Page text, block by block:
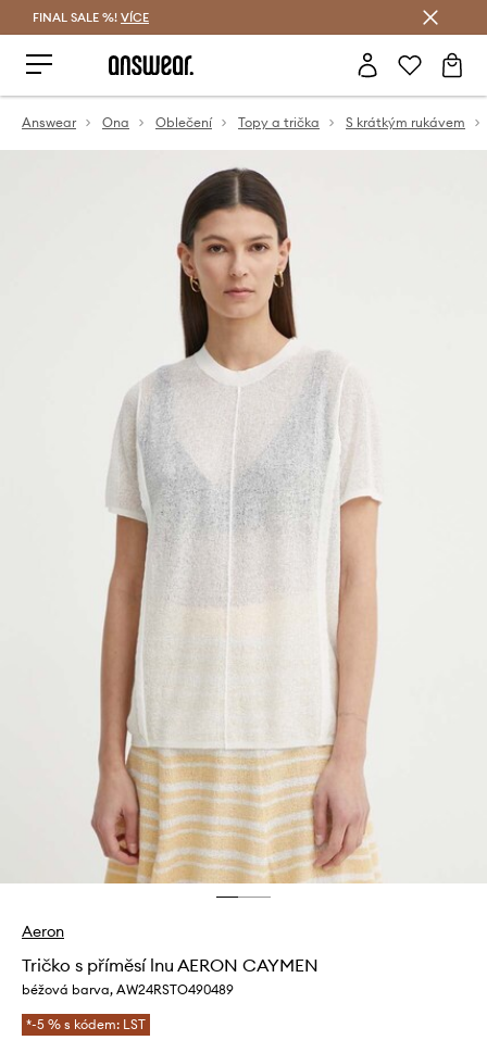
FINAL SALE %! VÍCE
Answear Ona Oblečení Topy a trička S krátkým rukávem
Aeron
Tričko s příměsí lnu AERON CAYMEN
béžová barva, AW24RSTO490489
*-5 % s kódem: LST